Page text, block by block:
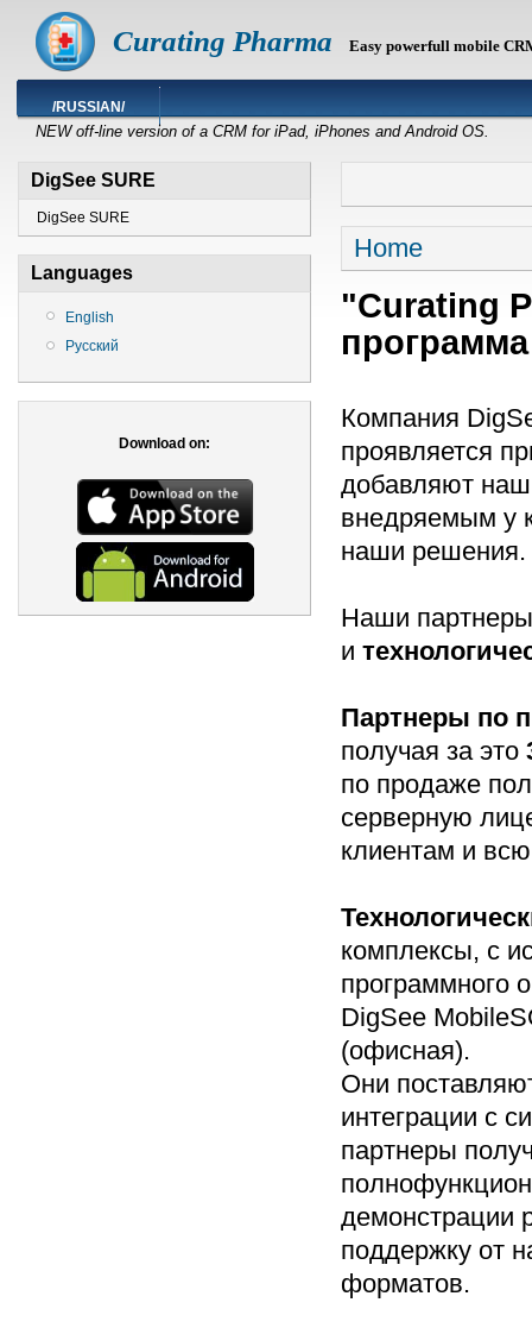
Curating Pharma Easy powerfull mobile
/RUSSIAN/
NEW off-line version of a CRM for iPad, iPhones and Android OS.
DigSee SURE
DigSee SURE
Languages
English
Русский
Download on:
Home
"Curating
программа
Компания
проявляется
добавляют
внедряемым у
наши решения.
Наши
и
Партнеры по
получая за это
по продаже
серверную
клиентам и
комплексы, с
программного
DigSee
(офисная).
Они
интеграции с
партнеры
демонстрации
поддержку от
форматов.